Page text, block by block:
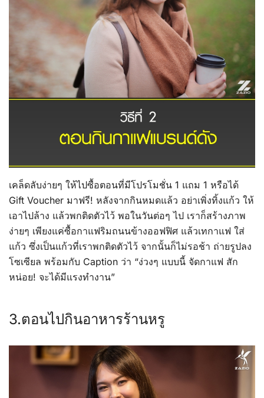
เคล็ดลับง่ายๆ ให้ไปซื้อตอนที่มีโปรโมชั่น 1 แถม 1 หรือได้
Gift Voucher มาฟรี! หลังจากกินหมดแล้ว อย่าเพิ่งทิ้งแก้ว ให้
เอาไปล้าง แล้วพกติดตัวไว้ พอในวันต่อๆ ไป เราก็สร้างภาพ
ง่ายๆ เพียงแค่ซื้อกาแฟริมถนนข้างออฟฟิศ แล้วเทกาแฟ ใส่
แก้ว ซึ่งเป็นแก้วที่เราพกติดตัวไว้ จากนั้นก็ไม่รอช้า ถ่ายรูปลง
โซเซียล พร้อมกับ Caption ว่า “ง่วงๆ แบบนี้ จัดกาแฟ สัก
หน่อย! จะได้มีแรงทำงาน”
3.ตอนไปกินอาหารร้านหรู